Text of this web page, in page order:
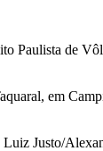
Paulista de
em
Luiz Justo/